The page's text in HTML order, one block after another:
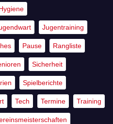
Jugentraining
Pause Rangliste
Sicherheit
Spielberichte
Tech Termine Training